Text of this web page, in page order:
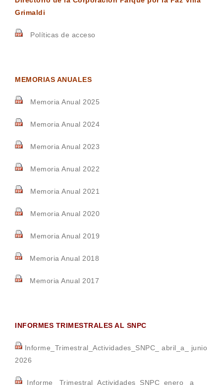
Grimaldi
Políticas de acceso
MEMORIAS ANUALES
Memoria Anual 2025
Memoria Anual 2024
Memoria Anual 2023
Memoria Anual 2022
Memoria Anual 2021
Memoria Anual 2020
Memoria Anual 2019
Memoria Anual 2018
Memoria Anual 2017
INFORMES TRIMESTRALES AL SNPC
Informe_Trimestral_Actividades_SNPC_ abril_a_ junio
2026
Informe _Trimestral_Actividades_SNPC_enero_ a